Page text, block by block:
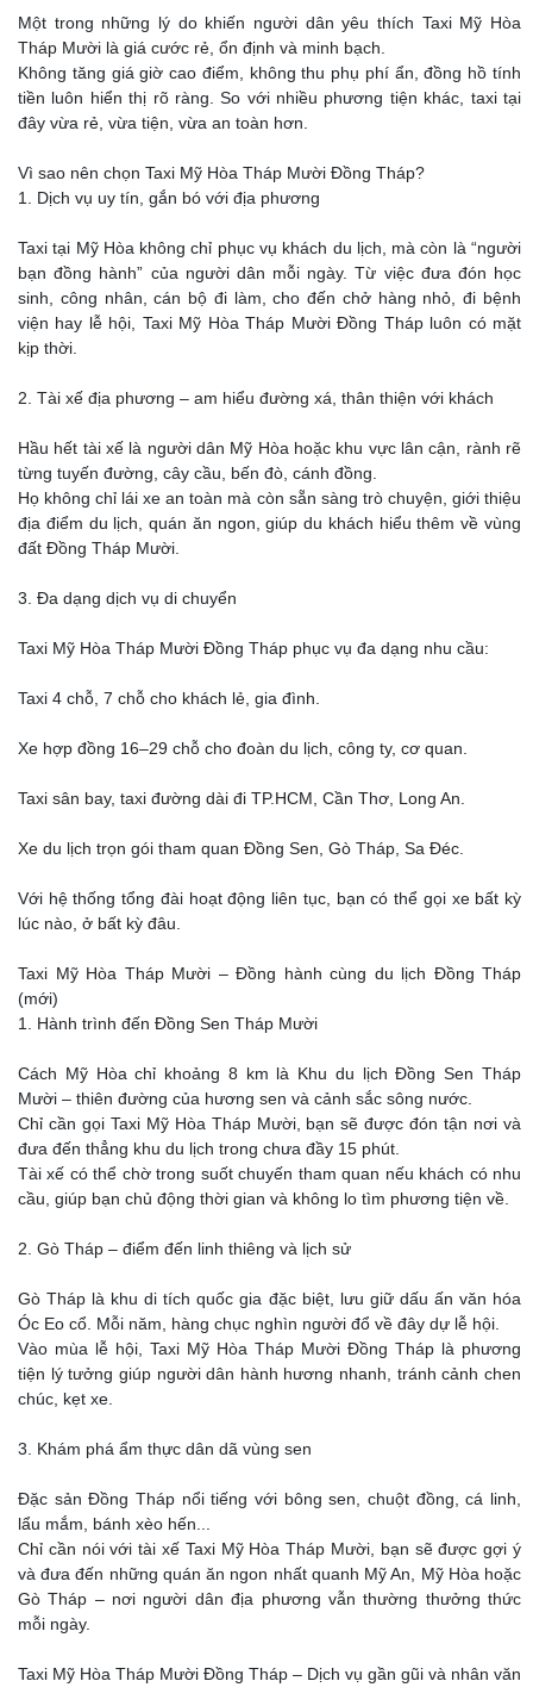
Một trong những lý do khiến người dân yêu thích Taxi Mỹ Hòa
Tháp Mười là giá cước rẻ, ổn định và minh bạch.
Không tăng giá giờ cao điểm, không thu phụ phí ẩn, đồng hồ tính
tiền luôn hiển thị rõ ràng. So với nhiều phương tiện khác, taxi tại
đây vừa rẻ, vừa tiện, vừa an toàn hơn.
Vì sao nên chọn Taxi Mỹ Hòa Tháp Mười Đồng Tháp?
1. Dịch vụ uy tín, gắn bó với địa phương
Taxi tại Mỹ Hòa không chỉ phục vụ khách du lịch, mà còn là “người
bạn đồng hành” của người dân mỗi ngày. Từ việc đưa đón học
sinh, công nhân, cán bộ đi làm, cho đến chở hàng nhỏ, đi bệnh
viện hay lễ hội, Taxi Mỹ Hòa Tháp Mười Đồng Tháp luôn có mặt
kịp thời.
2. Tài xế địa phương – am hiểu đường xá, thân thiện với khách
Hầu hết tài xế là người dân Mỹ Hòa hoặc khu vực lân cận, rành rẽ
từng tuyến đường, cây cầu, bến đò, cánh đồng.
Họ không chỉ lái xe an toàn mà còn sẵn sàng trò chuyện, giới thiệu
địa điểm du lịch, quán ăn ngon, giúp du khách hiểu thêm về vùng
đất Đồng Tháp Mười.
3. Đa dạng dịch vụ di chuyển
Taxi Mỹ Hòa Tháp Mười Đồng Tháp phục vụ đa dạng nhu cầu:
Taxi 4 chỗ, 7 chỗ cho khách lẻ, gia đình.
Xe hợp đồng 16–29 chỗ cho đoàn du lịch, công ty, cơ quan.
Taxi sân bay, taxi đường dài đi TP.HCM, Cần Thơ, Long An.
Xe du lịch trọn gói tham quan Đồng Sen, Gò Tháp, Sa Đéc.
Với hệ thống tổng đài hoạt động liên tục, bạn có thể gọi xe bất kỳ
lúc nào, ở bất kỳ đâu.
Taxi Mỹ Hòa Tháp Mười – Đồng hành cùng du lịch Đồng Tháp
(mới)
1. Hành trình đến Đồng Sen Tháp Mười
Cách Mỹ Hòa chỉ khoảng 8 km là Khu du lịch Đồng Sen Tháp
Mười – thiên đường của hương sen và cảnh sắc sông nước.
Chỉ cần gọi Taxi Mỹ Hòa Tháp Mười, bạn sẽ được đón tận nơi và
đưa đến thẳng khu du lịch trong chưa đầy 15 phút.
Tài xế có thể chờ trong suốt chuyến tham quan nếu khách có nhu
cầu, giúp bạn chủ động thời gian và không lo tìm phương tiện về.
2. Gò Tháp – điểm đến linh thiêng và lịch sử
Gò Tháp là khu di tích quốc gia đặc biệt, lưu giữ dấu ấn văn hóa
Óc Eo cổ. Mỗi năm, hàng chục nghìn người đổ về đây dự lễ hội.
Vào mùa lễ hội, Taxi Mỹ Hòa Tháp Mười Đồng Tháp là phương
tiện lý tưởng giúp người dân hành hương nhanh, tránh cảnh chen
chúc, kẹt xe.
3. Khám phá ẩm thực dân dã vùng sen
Đặc sản Đồng Tháp nổi tiếng với bông sen, chuột đồng, cá linh,
lẩu mắm, bánh xèo hến...
Chỉ cần nói với tài xế Taxi Mỹ Hòa Tháp Mười, bạn sẽ được gợi ý
và đưa đến những quán ăn ngon nhất quanh Mỹ An, Mỹ Hòa hoặc
Gò Tháp – nơi người dân địa phương vẫn thường thưởng thức
mỗi ngày.
Taxi Mỹ Hòa Tháp Mười Đồng Tháp – Dịch vụ gần gũi và nhân văn